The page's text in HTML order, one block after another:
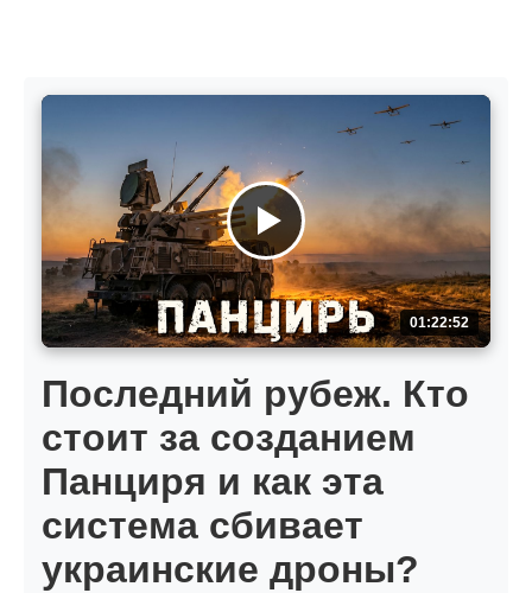
01:22:52
Последний рубеж. Кто
стоит за созданием
Панциря и как эта
система сбивает
украинские дроны?